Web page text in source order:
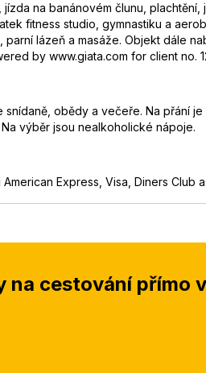
na banánovém člunu,
fitness studio, gymnastiku a
lázeň a masáže. Objekt dále
by www.giata.com for client no.
obědy a večeře. Na přání
výběr jsou nealkoholické nápoje.
Express, Visa, Diners Club
na cestování přímo